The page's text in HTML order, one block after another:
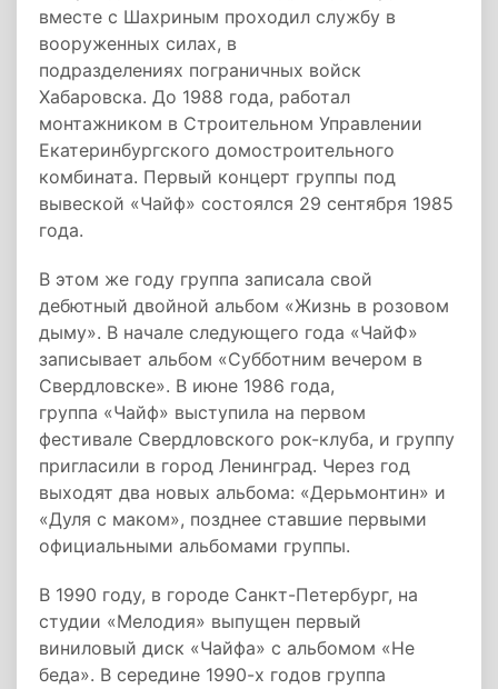
вместе с Шахриным проходил службу в
вооруженных силах, в
подразделениях пограничных войск
Хабаровска. До 1988 года, работал
монтажником в Строительном Управлении
Екатеринбургского домостроительного
комбината. Первый концерт группы под
вывеской «Чайф» состоялся 29 сентября 1985
года.
В этом же году группа записала свой
дебютный двойной альбом «Жизнь в розовом
дыму». В начале следующего года «ЧайФ»
записывает альбом «Субботним вечером в
Свердловске». В июне 1986 года,
группа «Чайф» выступила на первом
фестивале Свердловского рок-клуба, и группу
пригласили в город Ленинград. Через год
выходят два новых альбома: «Дерьмонтин» и
«Дуля с маком», позднее ставшие первыми
официальными альбомами группы.
В 1990 году, в городе Санкт-Петербург, на
студии «Мелодия» выпущен первый
виниловый диск «Чайфа» с альбомом «Не
беда». В середине 1990-х годов группа